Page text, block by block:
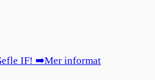
IF! ➡️Mer informat